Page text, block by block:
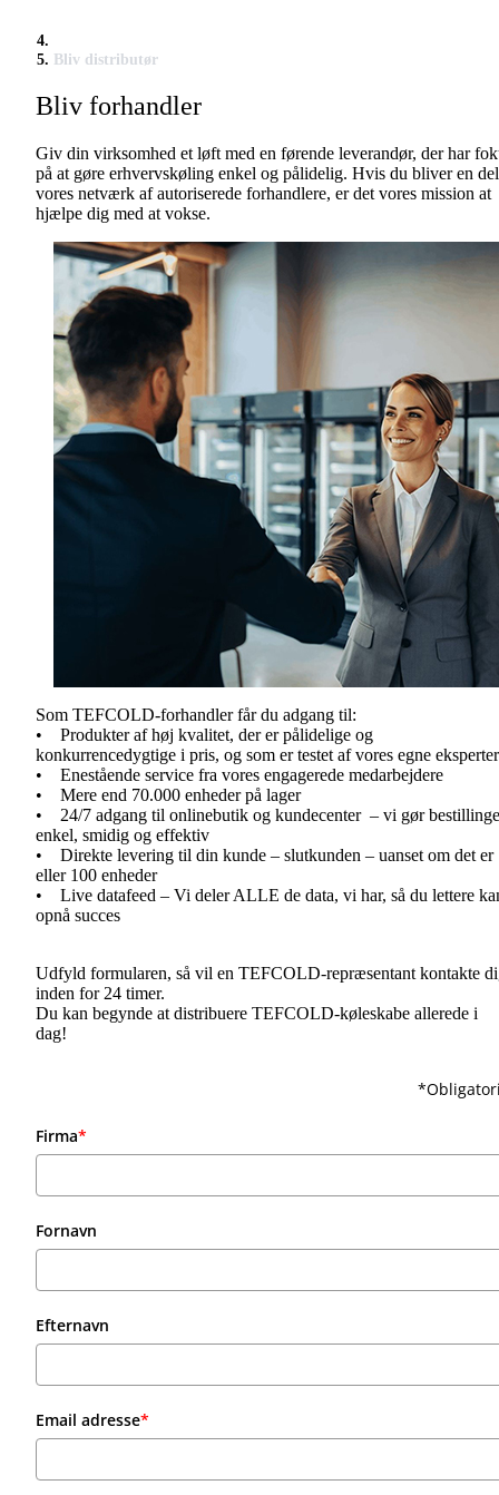
Bliv distributør
Bliv forhandler
Giv din virksomhed et løft med en førende leverandør, der har
på at gøre erhvervskøling enkel og pålidelig. Hvis du bliver en
vores netværk af autoriserede forhandlere, er det vores mission at
hjælpe dig med at vokse.
Som TEFCOLD-forhandler får du adgang til:
• Produkter af høj kvalitet, der er pålidelige og
konkurrencedygtige i pris, og som er testet af vores egne
• Enestående service fra vores engagerede medarbejdere
• Mere end 70.000 enheder på lager
• 24/7 adgang til onlinebutik og kundecenter – vi gør
enkel, smidig og effektiv
• Direkte levering til din kunde – slutkunden – uanset om det er
eller 100 enheder
• Live datafeed – Vi deler ALLE de data, vi har, så du lettere
opnå succes
Udfyld formularen, så vil en TEFCOLD-repræsentant kontakte
inden for 24 timer.
Du kan begynde at distribuere TEFCOLD-køleskabe allerede i
dag!
Firma*
Fornavn
Efternavn
Email adresse*